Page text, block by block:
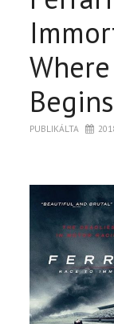
Begins
PUBLIKÁLTA